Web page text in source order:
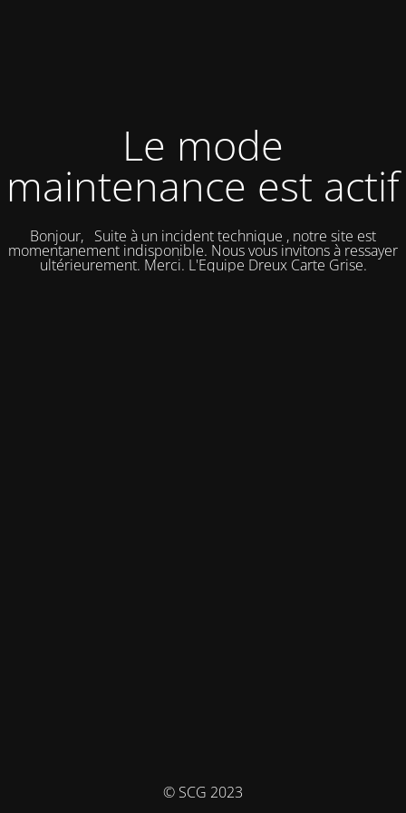
Le mode
maintenance est actif
Bonjour, Suite à un incident technique , notre site est
momentanement indisponible. Nous vous invitons à ressayer
ultérieurement. Merci. L'Equipe Dreux Carte Grise.
© SCG 2023